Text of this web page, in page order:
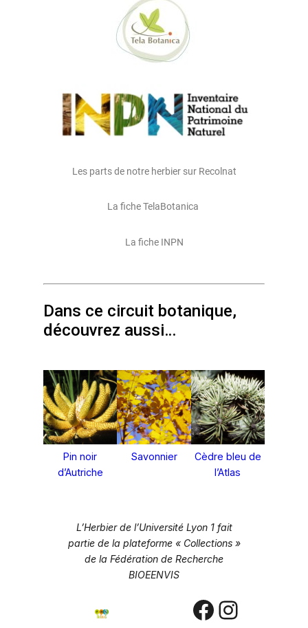
Les parts de notre herbier sur Recolnat
La fiche TelaBotanica
La fiche INPN
Dans ce circuit botanique,
découvrez aussi…
Pin noir
d’Autriche
Savonnier
Cèdre bleu de
l’Atlas
L’Herbier de l’Université Lyon 1 fait
partie de la plateforme « Collections »
de la Fédération de Recherche
BIOEENVIS